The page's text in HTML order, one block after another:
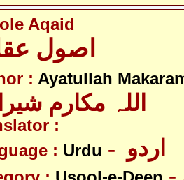
Aqaid
اصول
: Ayatullah
اللہ مکارم
:
: Urdu